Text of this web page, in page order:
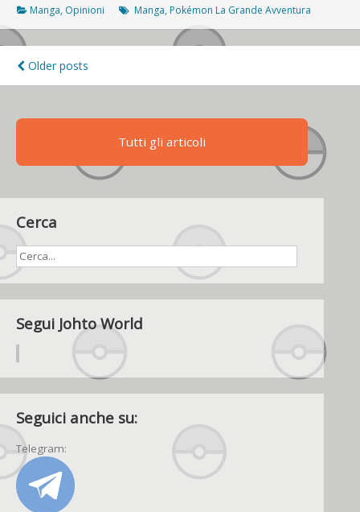
B2
•
W2
ha
Manga, Opinioni Manga, Pokémon La Grande Avventura
Navigazione
articoli
Older posts
Tutti gli articoli
Cerca
Segui Johto World
Seguici anche su:
Telegram: